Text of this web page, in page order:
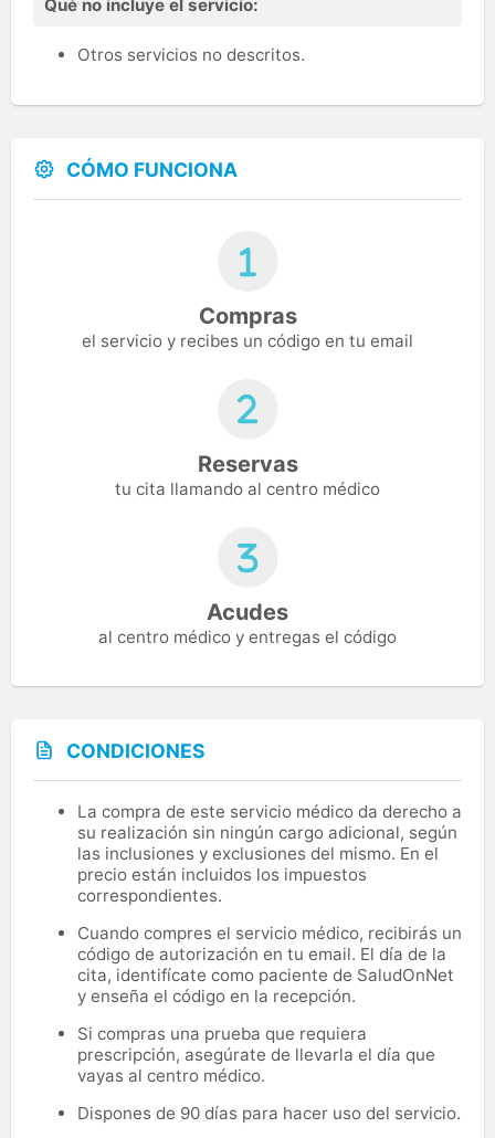
Qué no incluye el servicio:
Otros servicios no descritos.
CÓMO FUNCIONA
Compras
el servicio y recibes un código en tu email
Reservas
tu cita llamando al centro médico
Acudes
al centro médico y entregas el código
CONDICIONES
La compra de este servicio médico da derecho a
su realización sin ningún cargo adicional, según
las inclusiones y exclusiones del mismo. En el
precio están incluidos los impuestos
correspondientes.
Cuando compres el servicio médico, recibirás un
código de autorización en tu email. El día de la
cita, identifícate como paciente de SaludOnNet
y enseña el código en la recepción.
Si compras una prueba que requiera
prescripción, asegúrate de llevarla el día que
vayas al centro médico.
Dispones de 90 días para hacer uso del servicio.